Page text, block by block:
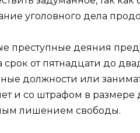
уголовного дела
преступные деяния
срок от пятнадцати до
должности или
и со штрафом в
лишением свободы.